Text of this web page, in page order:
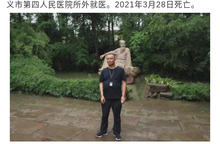
义市第四人民医院所外就医。2021年3月28日死亡。